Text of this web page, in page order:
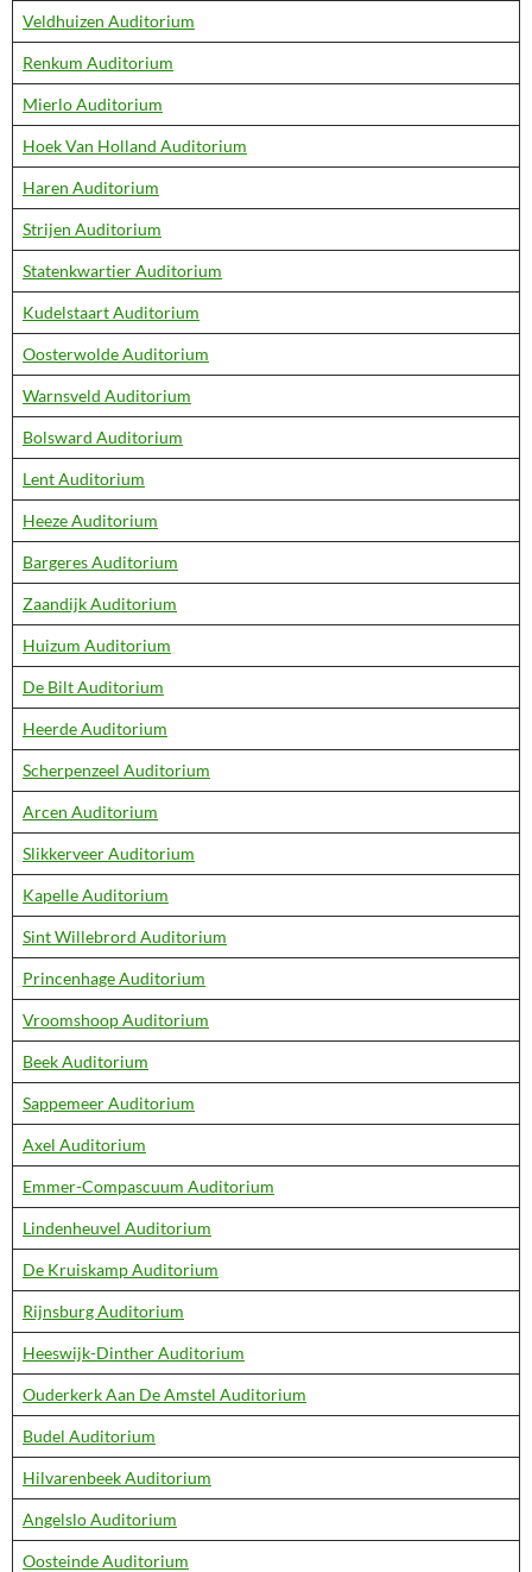
Veldhuizen Auditorium
Renkum Auditorium
Mierlo Auditorium
Hoek Van Holland Auditorium
Haren Auditorium
Strijen Auditorium
Statenkwartier Auditorium
Kudelstaart Auditorium
Oosterwolde Auditorium
Warnsveld Auditorium
Bolsward Auditorium
Lent Auditorium
Heeze Auditorium
Bargeres Auditorium
Zaandijk Auditorium
Huizum Auditorium
De Bilt Auditorium
Heerde Auditorium
Scherpenzeel Auditorium
Arcen Auditorium
Slikkerveer Auditorium
Kapelle Auditorium
Sint Willebrord Auditorium
Princenhage Auditorium
Vroomshoop Auditorium
Beek Auditorium
Sappemeer Auditorium
Axel Auditorium
Emmer-Compascuum Auditorium
Lindenheuvel Auditorium
De Kruiskamp Auditorium
Rijnsburg Auditorium
Heeswijk-Dinther Auditorium
Ouderkerk Aan De Amstel Auditorium
Budel Auditorium
Hilvarenbeek Auditorium
Angelslo Auditorium
Oosteinde Auditorium